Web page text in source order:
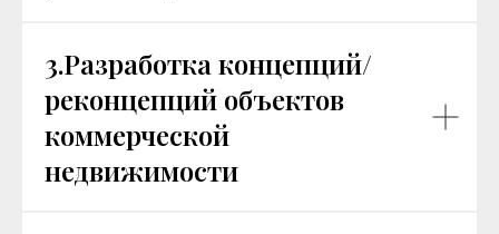
3.Разработка концепций/
реконцепций объектов
коммерческой
недвижимости